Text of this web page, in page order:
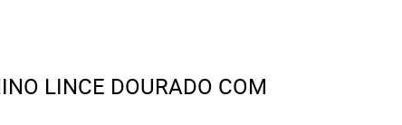
LINCE DOURADO COM